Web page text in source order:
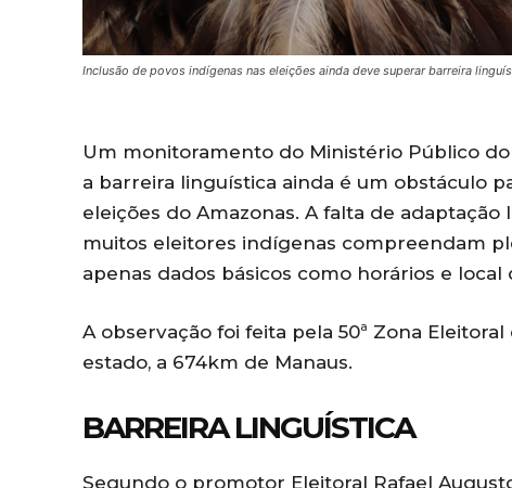
Inclusão de povos indígenas nas eleições ainda deve superar barreira
Um monitoramento do Ministério Público
a barreira linguística ainda é um obstáculo
eleições do Amazonas. A falta de
muitos eleitores indígenas compreendam
apenas dados básicos como horários e local
A observação foi feita pela 50ª Zona
estado, a 674km de Manaus.
BARREIRA LINGUÍSTICA
Segundo o promotor Eleitoral Rafael